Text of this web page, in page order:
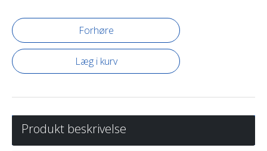
Forhøre
Læg i kurv
Produkt beskrivelse